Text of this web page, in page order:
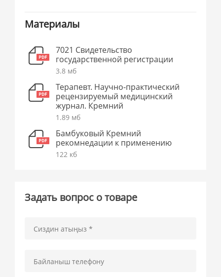
Материалы
7021 Свидетельство
государственной регистрации
3.8 мб
Терапевт. Научно-практический
рецензируемый медицинский
журнал. Кремний
1.89 мб
Бамбуковый Кремний
рекомнедации к применению
122 кб
Задать вопрос о товаре